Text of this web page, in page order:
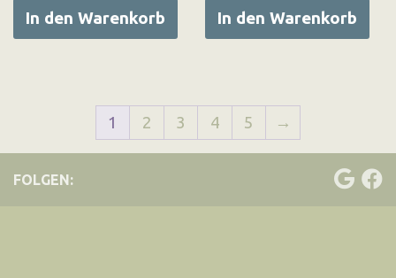
In den Warenkorb In den Warenkorb
1 2 3 4 5 →
FOLGEN: